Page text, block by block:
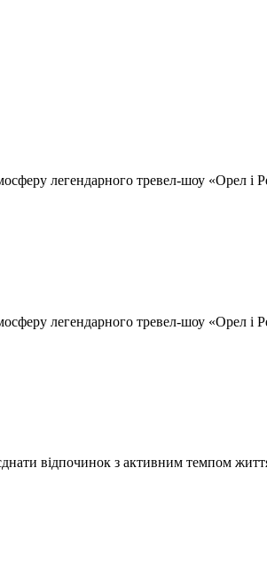
легендарного тревел-шоу «Орел і
легендарного тревел-шоу «Орел і
відпочинок з активним темпом